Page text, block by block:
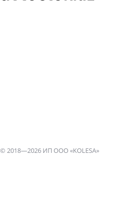
© 2018—2026 ИП ООО «KOLESA»